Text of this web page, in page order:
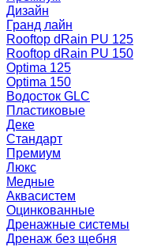
Дизайн
Гранд лайн
Rooftop dRain PU 125
Rooftop dRain PU 150
Optima 125
Optima 150
Водосток GLC
Пластиковые
Деке
Стандарт
Премиум
Люкс
Медные
Аквасистем
Оцинкованные
Дренажные системы
Дренаж без щебня